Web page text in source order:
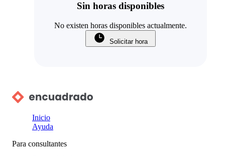
Sin horas disponibles
No existen horas disponibles actualmente.
Solicitar hora
Inicio
Ayuda
Para consultantes